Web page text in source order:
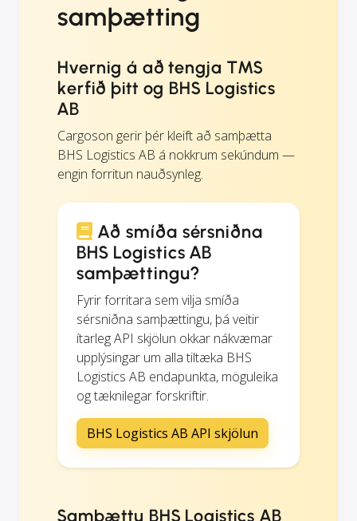
samþætting
Hvernig á að tengja TMS
kerfið þitt og BHS Logistics
AB
Cargoson gerir þér kleift að samþætta
BHS Logistics AB á nokkrum sekúndum —
engin forritun nauðsynleg.
Að smíða sérsniðna
BHS Logistics AB
samþættingu?
Fyrir forritara sem vilja smíða
sérsniðna samþættingu, þá veitir
ítarleg API skjölun okkar nákvæmar
upplýsingar um alla tiltæka BHS
Logistics AB endapunkta, möguleika
og tæknilegar forskriftir.
BHS Logistics AB API skjölun
Samþættu BHS Logistics AB